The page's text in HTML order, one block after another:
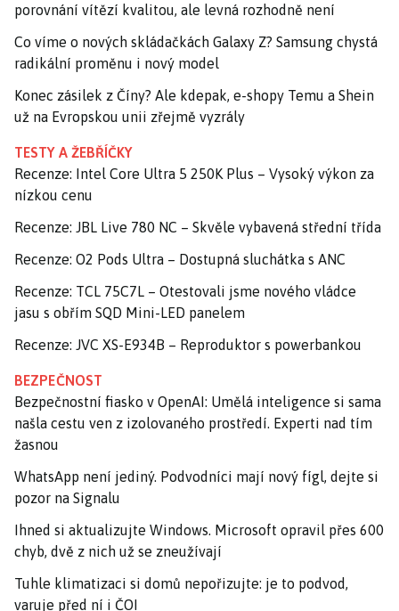
porovnání vítězí kvalitou, ale levná rozhodně není
Co víme o nových skládačkách Galaxy Z? Samsung chystá
radikální proměnu i nový model
Konec zásilek z Číny? Ale kdepak, e-shopy Temu a Shein
už na Evropskou unii zřejmě vyzrály
TESTY A ŽEBŘÍČKY
Recenze: Intel Core Ultra 5 250K Plus – Vysoký výkon za
nízkou cenu
Recenze: JBL Live 780 NC – Skvěle vybavená střední třída
Recenze: O2 Pods Ultra – Dostupná sluchátka s ANC
Recenze: TCL 75C7L – Otestovali jsme nového vládce
jasu s obřím SQD Mini-LED panelem
Recenze: JVC XS-E934B – Reproduktor s powerbankou
BEZPEČNOST
Bezpečnostní fiasko v OpenAI: Umělá inteligence si sama
našla cestu ven z izolovaného prostředí. Experti nad tím
žasnou
WhatsApp není jediný. Podvodníci mají nový fígl, dejte si
pozor na Signalu
Ihned si aktualizujte Windows. Microsoft opravil přes 600
chyb, dvě z nich už se zneužívají
Tuhle klimatizaci si domů nepořizujte: je to podvod,
varuje před ní i ČOI